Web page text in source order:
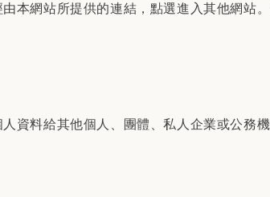
本網站所提供的連結，點選進入其他網站
資料給其他個人、團體、私人企業或公務